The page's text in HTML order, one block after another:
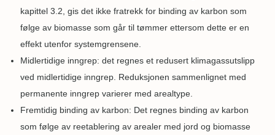
kapittel 3.2, gis det ikke fratrekk for binding av karbon som
følge av biomasse som går til tømmer ettersom dette er en
effekt utenfor systemgrensene.
Midlertidige inngrep: det regnes et redusert klimagassutslipp
ved midlertidige inngrep. Reduksjonen sammenlignet med
permanente inngrep varierer med arealtype.
Fremtidig binding av karbon: Det regnes binding av karbon
som følge av reetablering av arealer med jord og biomasse